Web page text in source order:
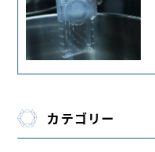
カテゴリー